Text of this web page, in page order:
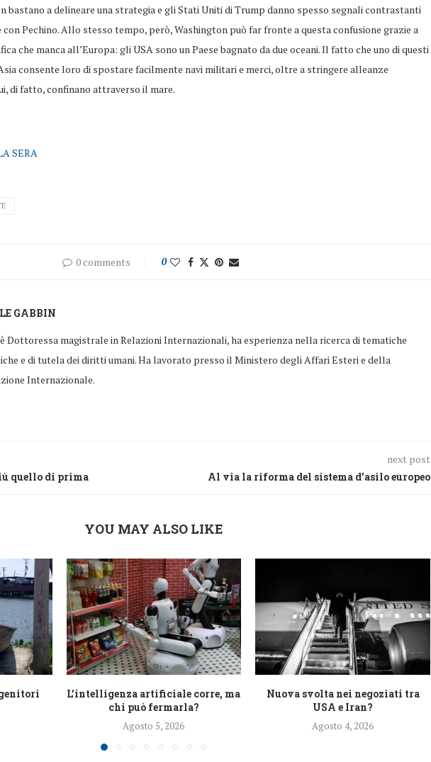
bastano a delineare una strategia e gli Stati Uniti di Trump danno spesso segnali contrastanti
Pechino. Allo stesso tempo, però, Washington può far fronte a questa confusione grazie a
che manca all’Europa: gli USA sono un Paese bagnato da due oceani. Il fatto che uno di questi
consente loro di spostare facilmente navi militari e merci, oltre a stringere alleanze
di fatto, confinano attraverso il mare.
SERA
0 comments 0
GABBIN
Dottoressa magistrale in Relazioni Internazionali, ha esperienza nella ricerca di tematiche
e di tutela dei diritti umani. Ha lavorato presso il Ministero degli Affari Esteri e della
Internazionale.
quello di prima
next post
Al via la riforma del sistema d’asilo europeo
YOU MAY ALSO LIKE
L’intelligenza artificiale corre, ma
chi può fermarla?
Agosto 5, 2026
Nuova svolta nei negoziati tra
USA e Iran?
Agosto 4, 2026